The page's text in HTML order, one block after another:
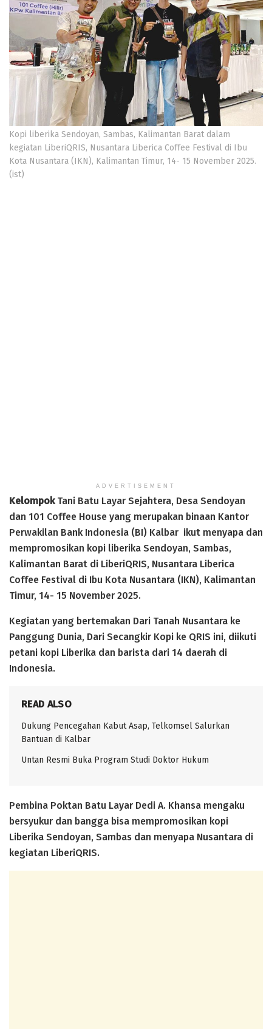
Kopi liberika Sendoyan, Sambas, Kalimantan Barat dalam
kegiatan LiberiQRIS, Nusantara Liberica Coffee Festival di Ibu
Kota Nusantara (IKN), Kalimantan Timur, 14- 15 November 2025.
(ist)
ADVERTISEMENT
KelompokTani Batu Layar Sejahtera, Desa Sendoyan
dan 101 Coffee House yang merupakan binaan Kantor
Perwakilan Bank Indonesia (BI) Kalbar ikut menyapa dan
mempromosikan kopi liberika Sendoyan, Sambas,
Kalimantan Barat di LiberiQRIS, Nusantara Liberica
Coffee Festival di Ibu Kota Nusantara (IKN), Kalimantan
Timur, 14- 15 November 2025.
Kegiatan yang bertemakan Dari Tanah Nusantara ke
Panggung Dunia, Dari Secangkir Kopi ke QRIS ini, diikuti
petani kopi Liberika dan barista dari 14 daerah di
Indonesia.
READ ALSO
Dukung Pencegahan Kabut Asap, Telkomsel Salurkan
Bantuan di Kalbar
Untan Resmi Buka Program Studi Doktor Hukum
Pembina Poktan Batu Layar Dedi A. Khansa mengaku
bersyukur dan bangga bisa mempromosikan kopi
Liberika Sendoyan, Sambas dan menyapa Nusantara di
kegiatan LiberiQRIS.